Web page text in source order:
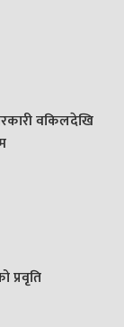
वकिलदेखि
प्रवृति